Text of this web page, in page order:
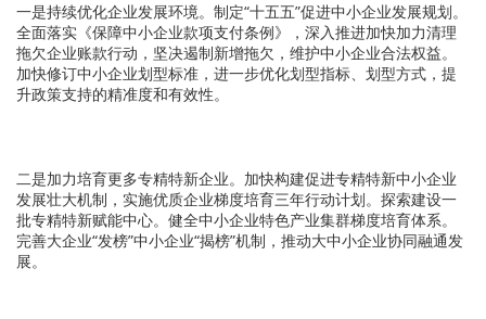
一是持续优化企业发展环境。 制定“十五五”促进中小企业发展规划。
全面落实《保障中小企业款项支付条例》，深入推进加快加力清理
拖欠企业账款行动，坚决遏制新增拖欠，维护中小企业合法权益。
加快修订中小企业划型标准，进一步优化划型指标、划型方式，提
升政策支持的精准度和有效性。
二是加力培育更多专精特新企业。 加快构建促进专精特新中小企业
发展壮大机制，实施优质企业梯度培育三年行动计划。探索建设一
批专精特新赋能中心。健全中小企业特色产业集群梯度培育体系。
完善大企业“发榜”中小企业“揭榜”机制，推动大中小企业协同融通发
展。